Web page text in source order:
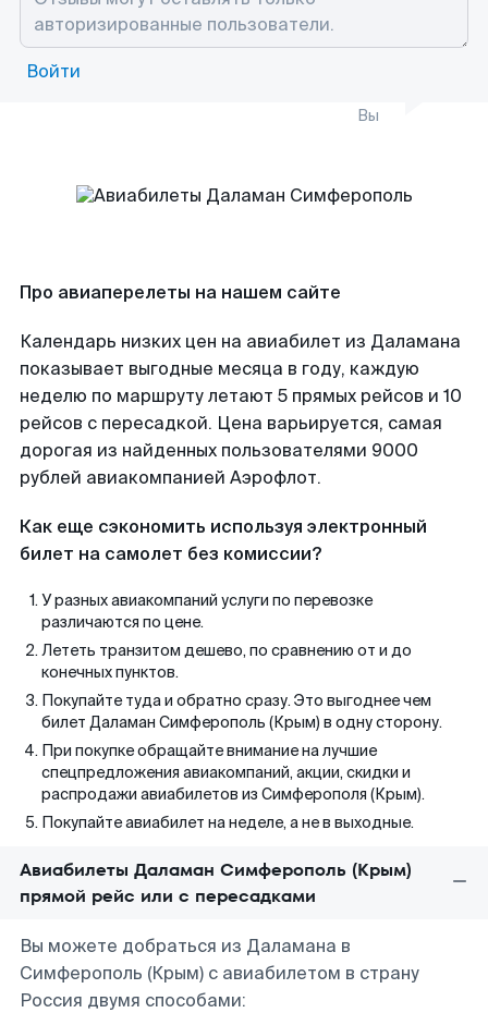
Войти
Вы
Про авиаперелеты на нашем сайте
Календарь низких цен на авиабилет из Даламана
показывает выгодные месяца в году, каждую
неделю по маршруту летают 5 прямых рейсов и 10
рейсов с пересадкой. Цена варьируется, самая
дорогая из найденных пользователями 9000
рублей авиакомпанией Аэрофлот.
Как еще сэкономить используя электронный
билет на самолет без комиссии?
У разных авиакомпаний услуги по перевозке
различаются по цене.
Лететь транзитом дешево, по сравнению от и до
конечных пунктов.
Покупайте туда и обратно сразу. Это выгоднее чем
билет Даламан Симферополь (Крым) в одну сторону.
При покупке обращайте внимание на лучшие
спецпредложения авиакомпаний, акции, скидки и
распродажи авиабилетов из Симферополя (Крым).
Покупайте авиабилет на неделе, а не в выходные.
Авиабилеты Даламан Симферополь (Крым)
прямой рейс или с пересадками
Вы можете добраться из Даламана в
Симферополь (Крым) с авиабилетом в страну
Россия двумя способами: